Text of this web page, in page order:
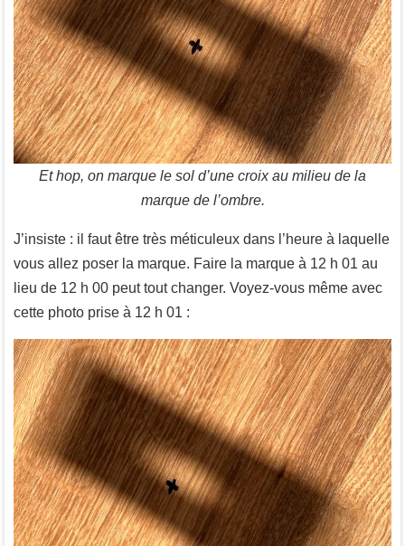
Et hop, on marque le sol d’une croix au milieu de la
marque de l’ombre.
J’insiste : il faut être très méticuleux dans l’heure à laquelle
vous allez poser la marque. Faire la marque à 12 h 01 au
lieu de 12 h 00 peut tout changer. Voyez-vous même avec
cette photo prise à 12 h 01 :